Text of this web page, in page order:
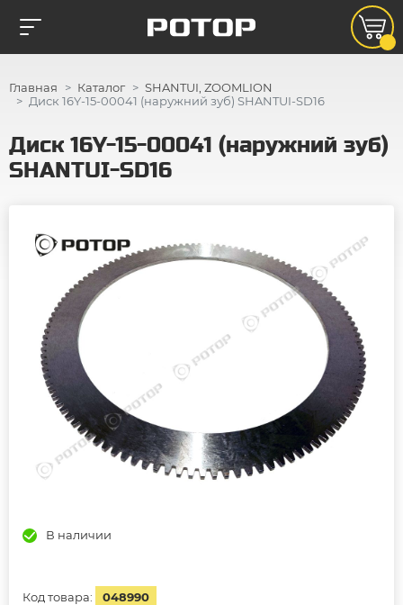
Главная Каталог
SHANTUI, ZOOMLION
Диск 16Y-15-00041 (наружний зуб) SHANTUI-SD16
Диск 16Y-15-00041 (наружний зуб)
SHANTUI-SD16
В наличии
Код товара: 048990